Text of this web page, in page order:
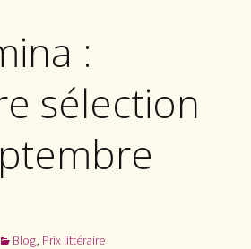
:
sélection
Blog, Prix littéraire